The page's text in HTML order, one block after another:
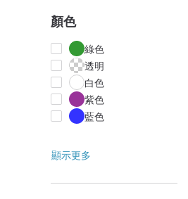
顏色
綠色
透明
白色
紫色
藍色
顯示更多